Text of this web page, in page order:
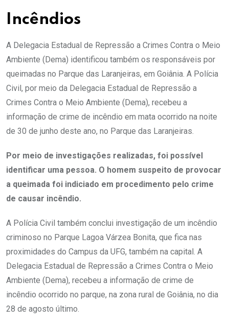
Incêndios
A Delegacia Estadual de Repressão a Crimes Contra o Meio
Ambiente (Dema) identificou também os responsáveis por
queimadas no Parque das Laranjeiras, em Goiânia. A Polícia
Civil, por meio da Delegacia Estadual de Repressão a
Crimes Contra o Meio Ambiente (Dema), recebeu a
informação de crime de incêndio em mata ocorrido na noite
de 30 de junho deste ano, no Parque das Laranjeiras.
Por meio de investigações realizadas, foi possível
identificar uma pessoa. O homem suspeito de provocar
a queimada foi indiciado em procedimento pelo crime
de causar incêndio.
A Polícia Civil também conclui investigação de um incêndio
criminoso no Parque Lagoa Várzea Bonita, que fica nas
proximidades do Campus da UFG, também na capital. A
Delegacia Estadual de Repressão a Crimes Contra o Meio
Ambiente (Dema), recebeu a informação de crime de
incêndio ocorrido no parque, na zona rural de Goiânia, no dia
28 de agosto último.